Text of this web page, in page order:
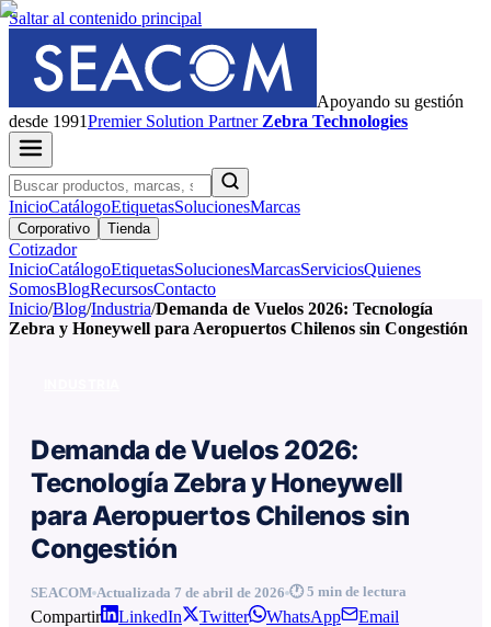
Saltar al contenido principal
Apoyando su gestión
desde 1991PremierSolution Partner Zebra Technologies
InicioCatálogoEtiquetasSolucionesMarcas
Corporativo Tienda
Cotizador
InicioCatálogoEtiquetasSolucionesMarcasServiciosQuienes
SomosBlogRecursosContacto
Inicio/Blog/Industria/Demanda de Vuelos 2026: Tecnología
Zebra y Honeywell para Aeropuertos Chilenos sin Congestión
Demanda de Vuelos 2026:
Tecnología Zebra y Honeywell
para Aeropuertos Chilenos sin
Congestión
SEACOM Actualizada 7 de abril de 2026 🕐 5 min de lectura
Compartir LinkedIn Twitter WhatsApp
Email